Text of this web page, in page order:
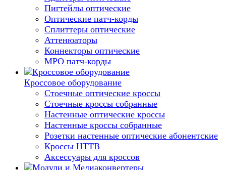
Пигтейлы оптические
Оптические патч-корды
Сплиттеры оптические
Аттенюаторы
Коннекторы оптические
MPO патч-корды
Кроссовое оборудование
Стоечные оптические кроссы
Стоечные кроссы собранные
Настенные оптические кроссы
Настенные кроссы собранные
Розетки настенные оптические абонентские
Кроссы HTTB
Аксессуары для кроссов